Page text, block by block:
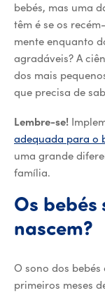
bebés, mas uma
têm é se os
mente enquanto
agradáveis? A
dos mais
que precisa de
Lembre-se!
adequada para o
uma grande
família.
Os bebés
nascem?
O sono dos
primeiros meses